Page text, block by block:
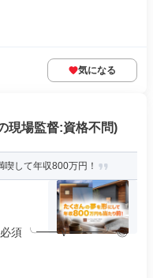
気になる
現場監督:資格不問)
して年収800万円！
必須 ╰━━ｖ━━━╯ ◎